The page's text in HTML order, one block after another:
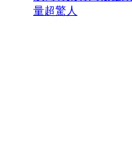
量超驚人